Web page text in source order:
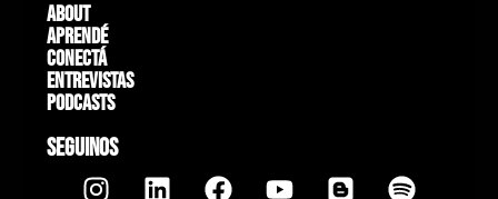
About
Aprendé
Conectá
Entrevistas
Podcasts
SEGUINOS